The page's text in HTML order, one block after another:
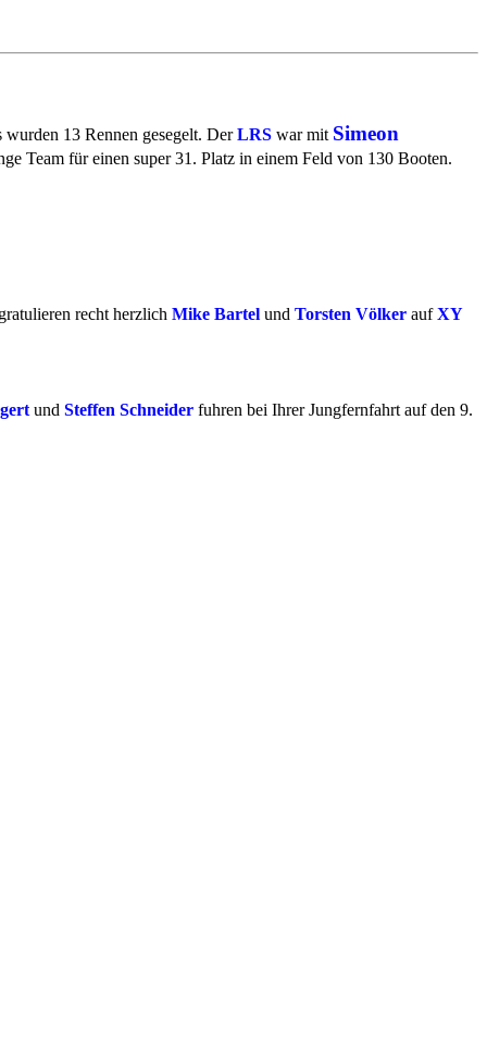
wurden 13 Rennen gesegelt. DerLRS war mit Simeon
Team für einen super 31. Platz in einem Feld von 130 Booten.
recht herzlich Mike Bartel und Torsten Völker aufXY
und Steffen Schneider fuhren bei Ihrer Jungfernfahrt auf den 9.